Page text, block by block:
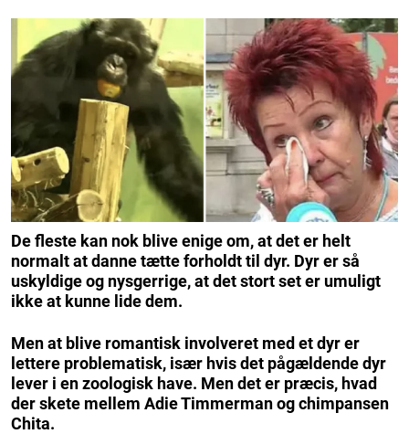
De fleste kan nok blive enige om, at det er helt
normalt at danne tætte forholdt til dyr. Dyr er så
uskyldige og nysgerrige, at det stort set er umuligt
ikke at kunne lide dem.
Men at blive romantisk involveret med et dyr er
lettere problematisk, især hvis det pågældende dyr
lever i en zoologisk have. Men det er præcis, hvad
der skete mellem Adie Timmerman og chimpansen
Chita.